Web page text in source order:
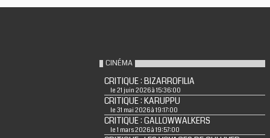
CINÉMA
CRITIQUE : BIZARROFILIA
le 21 juin 2026 à 15:36:00
CRITIQUE : KARUPPU
le 31 mai 2026 à 19:17:00
CRITIQUE : GALLOWWALKERS
le 1 mars 2026 à 19:57:00